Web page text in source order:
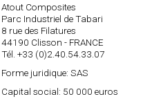
Atout Composites
Parc Industriel de Tabari
8 rue des Filatures
44190 Clisson - FRANCE
Tél. +33 (0)2.40.54.33.07
Forme juridique: SAS
Capital social: 50 000 euros